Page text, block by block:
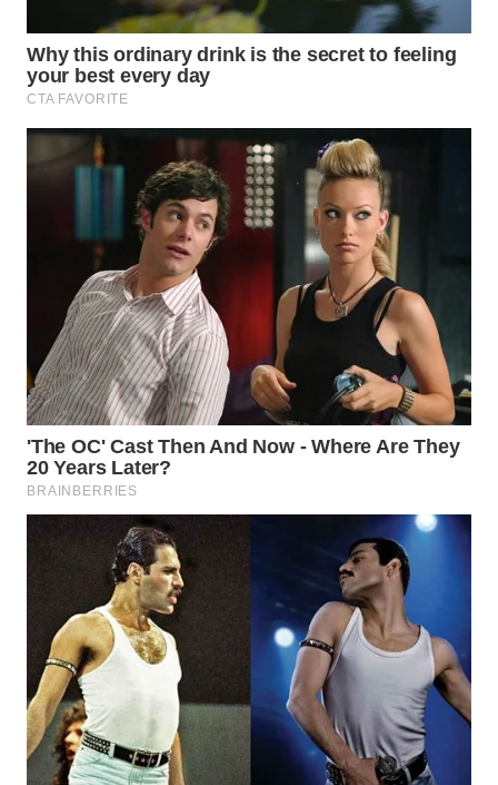
PRIANGAN
TIMUR
SEMARANG
WN
BOROBUDUR
WN
MADURA
WN
SURABAYA
NATUNA
WN
BINTAN
WN
MANDALIKA
WN